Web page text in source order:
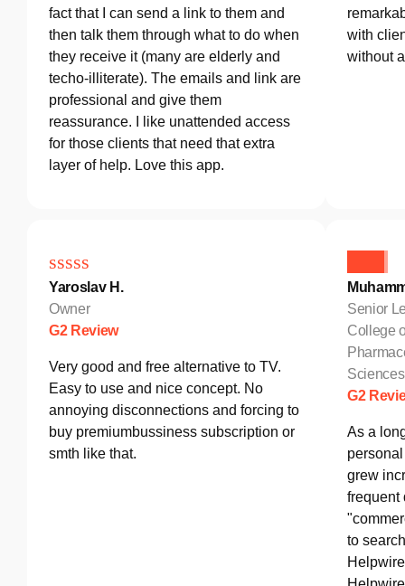
fact that I can send a link to them and
then talk them through what to do when
they receive it (many are elderly and
techo-illiterate). The emails and link are
professional and give them
reassurance. I like unattended access
for those clients that need that extra
layer of help. Love this app.
with
without
Yaroslav H.
Owner
G2 Review
Very good and free alternative to TV.
Easy to use and nice concept. No
annoying disconnections and forcing to
buy premiumbussiness subscription or
smth like that.
Senior
College
Sciences
G2
As a
grew
frequent
to